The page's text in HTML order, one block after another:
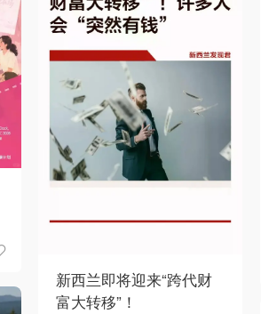
新西兰即将迎来“跨代财
富大转移”！